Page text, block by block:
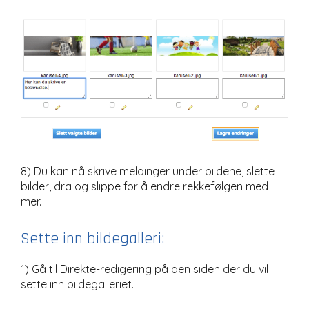
8) Du kan nå skrive meldinger under bildene, slette
bilder, dra og slippe for å endre rekkefølgen med
mer.
Sette inn bildegalleri:
1) Gå til Direkte-redigering på den siden der du vil
sette inn bildegalleriet.